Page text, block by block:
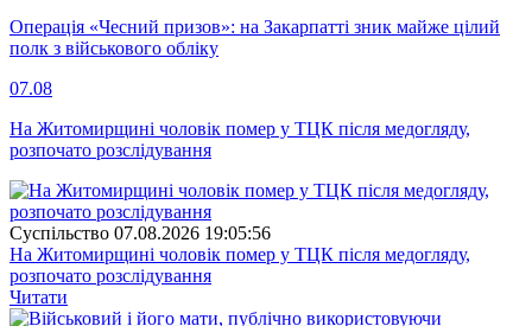
Операція «Чесний призов»: на Закарпатті зник майже цілий
полк з військового обліку
07.08
На Житомирщині чоловік помер у ТЦК після медогляду,
розпочато розслідування
Суспiльство 07.08.2026 19:05:56
На Житомирщині чоловік помер у ТЦК після медогляду,
розпочато розслідування
Читати